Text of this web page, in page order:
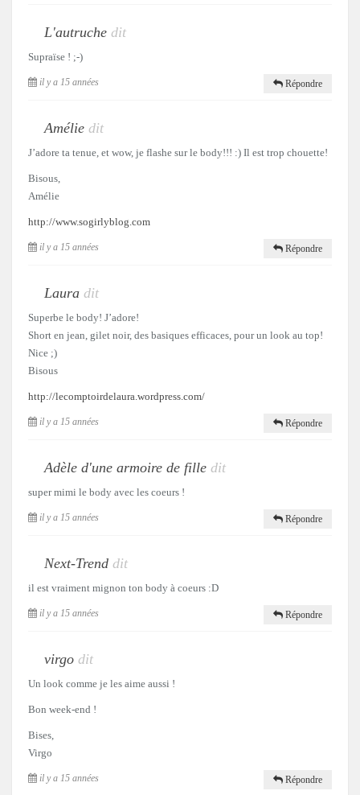
L'autruche dit
Supraïse ! ;-)
il y a 15 années Répondre
Amélie dit
J’adore ta tenue, et wow, je flashe sur le body!!! :) Il est trop chouette!
Bisous,
Amélie
http://www.sogirlyblog.com
il y a 15 années Répondre
Laura dit
Superbe le body! J’adore!
Short en jean, gilet noir, des basiques efficaces, pour un look au top!
Nice ;)
Bisous
http://lecomptoirdelaura.wordpress.com/
il y a 15 années Répondre
Adèle d'une armoire de fille dit
super mimi le body avec les coeurs !
il y a 15 années Répondre
Next-Trend dit
il est vraiment mignon ton body à coeurs :D
il y a 15 années Répondre
virgo dit
Un look comme je les aime aussi !
Bon week-end !
Bises,
Virgo
il y a 15 années Répondre